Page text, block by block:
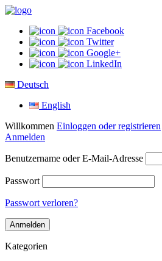
Facebook
Twitter
Google+
LinkedIn
Deutsch
English
Willkommen Einloggen oder registrieren
Anmelden
Benutzername oder E-Mail-Adresse
Passwort
Passwort verloren?
Kategorien